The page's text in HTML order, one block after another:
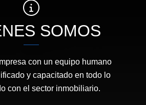
SOMOS
con un equipo humano
y capacitado en todo lo
con el sector inmobiliario.